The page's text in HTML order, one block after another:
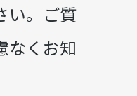
い。ご質
なくお知